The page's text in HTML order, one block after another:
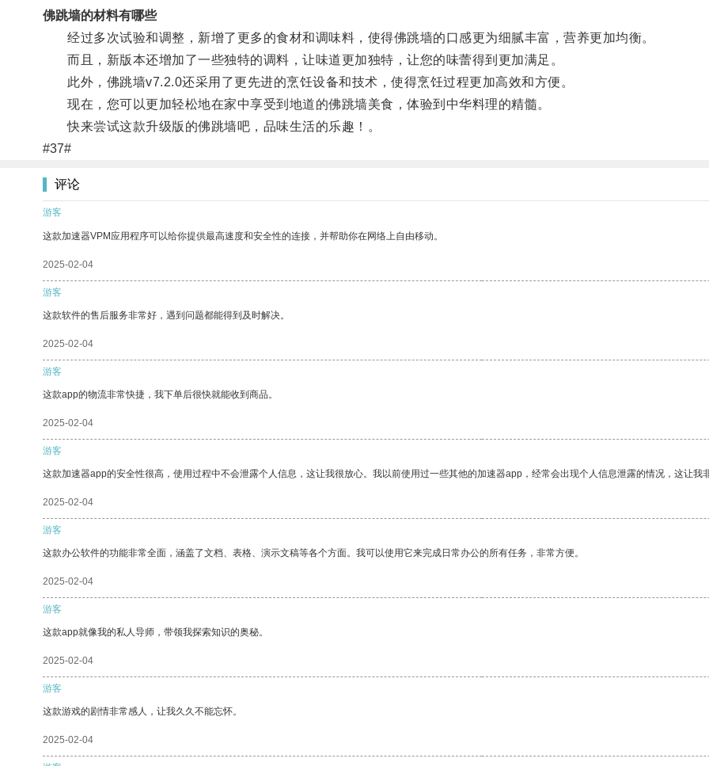
佛跳墙的材料有哪些
经过多次试验和调整，新增了更多的食材和调味料，使得佛跳墙的口感更为细腻丰富，营养更加均衡。
而且，新版本还增加了一些独特的调料，让味道更加独特，让您的味蕾得到更加满足。
此外，佛跳墙v7.2.0还采用了更先进的烹饪设备和技术，使得烹饪过程更加高效和方便。
现在，您可以更加轻松地在家中享受到地道的佛跳墙美食，体验到中华料理的精髓。
快来尝试这款升级版的佛跳墙吧，品味生活的乐趣！。
#37#
评论
游客
这款加速器VPM应用程序可以给你提供最高速度和安全性的连接，并帮助你在网络上自由移动。
2025-02-04
游客
这款软件的售后服务非常好，遇到问题都能得到及时解决。
2025-02-04
游客
这款app的物流非常快捷，我下单后很快就能收到商品。
2025-02-04
游客
这款加速器app的安全性很高，使用过程中不会泄露个人信息，这让我很放心。我以前使用过一些其他的加速器app，经常会出现个人信息泄露的情况，这让我
2025-02-04
游客
这款办公软件的功能非常全面，涵盖了文档、表格、演示文稿等各个方面。我可以使用它来完成日常办公的所有任务，非常方便。
2025-02-04
游客
这款app就像我的私人导师，带领我探索知识的奥秘。
2025-02-04
游客
这款游戏的剧情非常感人，让我久久不能忘怀。
2025-02-04